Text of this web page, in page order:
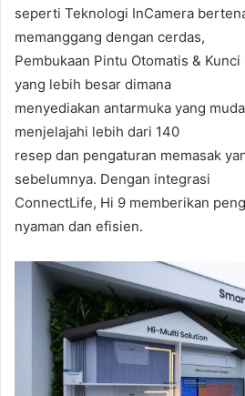
seperti Teknologi InCamera
memanggang dengan cerdas,
Pembukaan Pintu Otomatis &
yang lebih besar dimana
menyediakan antarmuka yang
menjelajahi lebih dari 140
resep dan pengaturan memasak
sebelumnya. Dengan integrasi
ConnectLife, Hi 9 memberikan
nyaman dan efisien.